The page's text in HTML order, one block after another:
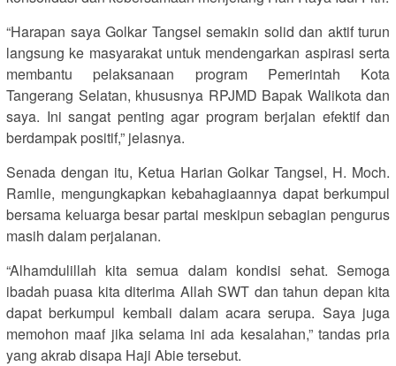
“Harapan saya Golkar Tangsel semakin solid dan aktif turun
langsung ke masyarakat untuk mendengarkan aspirasi serta
membantu pelaksanaan program Pemerintah Kota
Tangerang Selatan, khususnya RPJMD Bapak Walikota dan
saya. Ini sangat penting agar program berjalan efektif dan
berdampak positif,” jelasnya.
Senada dengan itu, Ketua Harian Golkar Tangsel, H. Moch.
Ramlie, mengungkapkan kebahagiaannya dapat berkumpul
bersama keluarga besar partai meskipun sebagian pengurus
masih dalam perjalanan.
“Alhamdulillah kita semua dalam kondisi sehat. Semoga
ibadah puasa kita diterima Allah SWT dan tahun depan kita
dapat berkumpul kembali dalam acara serupa. Saya juga
memohon maaf jika selama ini ada kesalahan,” tandas pria
yang akrab disapa Haji Abie tersebut.